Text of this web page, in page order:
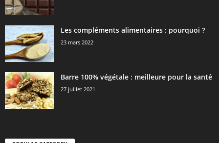
Les compléments alimentaires : pourquoi ?
23 mars 2022
Barre 100% végétale : meilleure pour la santé
27 juillet 2021